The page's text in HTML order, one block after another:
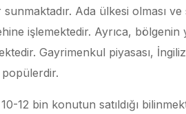
Ada ülkesi olması
işlemektedir. Ayrıca,
Gayrimenkul piyasası,
popülerdir.
12 bin konutun satıldığı